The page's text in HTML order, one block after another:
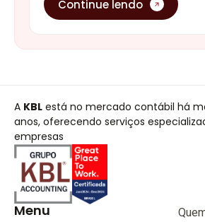
Continue lendo
A KBL está no mercado contábil há
anos, oferecendo serviços
empresas
Menu